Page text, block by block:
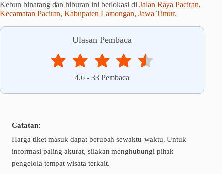
Kebun binatang dan hiburan ini berlokasi di Jalan Raya Paciran,
Kecamatan Paciran, Kabupaten Lamongan, Jawa Timur.
Ulasan Pembaca
4.6 -33 Pembaca
Catatan:
Harga tiket masuk dapat berubah sewaktu-waktu. Untuk
informasi paling akurat, silakan menghubungi pihak
pengelola tempat wisata terkait.